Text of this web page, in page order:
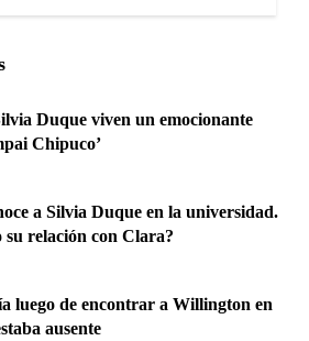
Duque viven un emocionante
Chipuco’
a Silvia Duque en la universidad.
su relación con Clara?
luego de encontrar a Willington en
ausente